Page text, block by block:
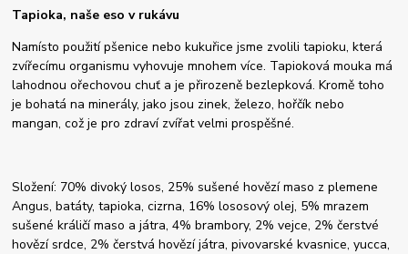
Tapioka, naše eso v rukávu
Namísto použití pšenice nebo kukuřice jsme zvolili tapioku, která
zvířecímu organismu vyhovuje mnohem více. Tapioková mouka má
lahodnou ořechovou chuť a je přirozeně bezlepková. Kromě toho
je bohatá na minerály, jako jsou zinek, železo, hořčík nebo
mangan, což je pro zdraví zvířat velmi prospěšné.
Složení: 70% divoký losos, 25% sušené hovězí maso z plemene
Angus, batáty, tapioka, cizrna, 16% lososový olej, 5% mrazem
sušené králičí maso a játra, 4% brambory, 2% vejce, 2% čerstvé
hovězí srdce, 2% čerstvá hovězí játra, pivovarské kvasnice, yucca,